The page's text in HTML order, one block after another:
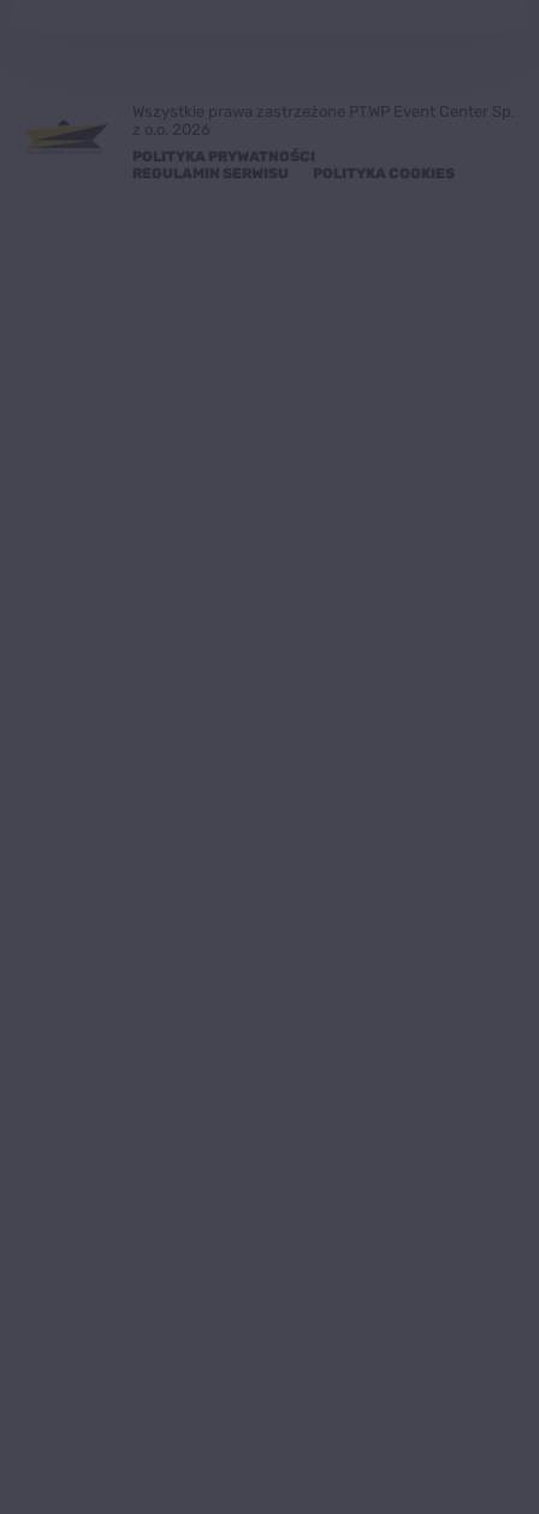
Wszystkie prawa zastrzeżone PTWP Event Center Sp.
z o.o. 2026
POLITYKA PRYWATNOŚCI
REGULAMIN SERWISU
POLITYKA COOKIES